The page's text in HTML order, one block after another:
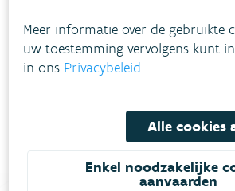
Bekijk alle nieuws
Meer informatie over de gebruikte
uw toestemming vervolgens kunt
in ons Privacybeleid.
Alle cookies
Enkel noodzakelijke
aanvaarden